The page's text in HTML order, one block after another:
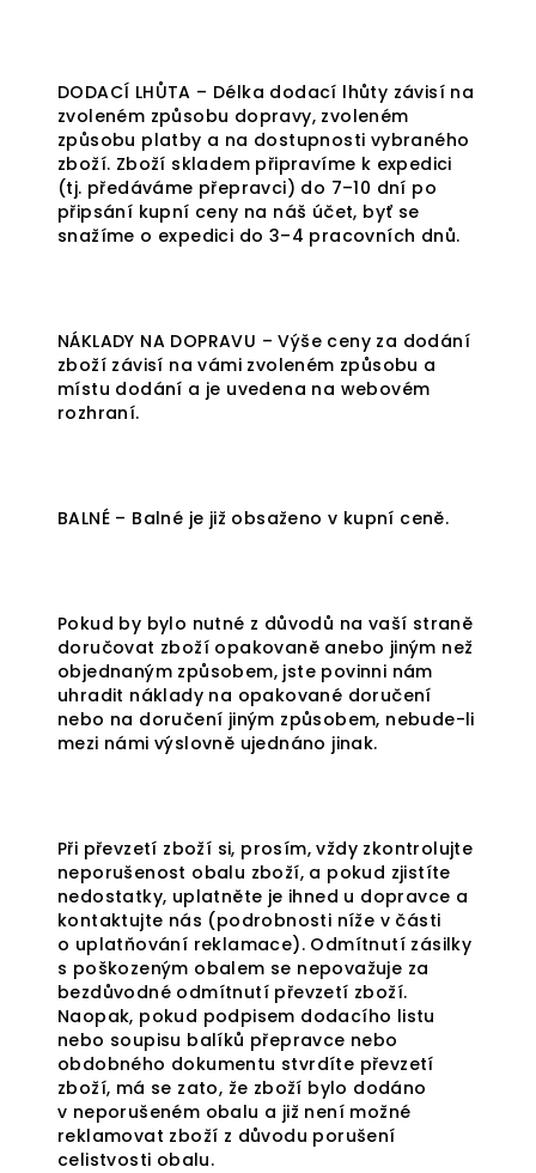
DODACÍ LHŮTA – Délka dodací lhůty závisí na
zvoleném způsobu dopravy, zvoleném
způsobu platby a na dostupnosti vybraného
zboží. Zboží skladem připravíme k expedici
(tj. předáváme přepravci) do 7–10 dní po
připsání kupní ceny na náš účet, byť se
snažíme o expedici do 3–4 pracovních dnů.
NÁKLADY NA DOPRAVU – Výše ceny za dodání
zboží závisí na vámi zvoleném způsobu a
místu dodání a je uvedena na webovém
rozhraní.
BALNÉ – Balné je již obsaženo v kupní ceně.
Pokud by bylo nutné z důvodů na vaší straně
doručovat zboží opakovaně anebo jiným než
objednaným způsobem, jste povinni nám
uhradit náklady na opakované doručení
nebo na doručení jiným způsobem, nebude-li
mezi námi výslovně ujednáno jinak.
Při převzetí zboží si, prosím, vždy zkontrolujte
neporušenost obalu zboží, a pokud zjistíte
nedostatky, uplatněte je ihned u dopravce a
kontaktujte nás (podrobnosti níže v části
o uplatňování reklamace). Odmítnutí zásilky
s poškozeným obalem se nepovažuje za
bezdůvodné odmítnutí převzetí zboží.
Naopak, pokud podpisem dodacího listu
nebo soupisu balíků přepravce nebo
obdobného dokumentu stvrdíte převzetí
zboží, má se zato, že zboží bylo dodáno
v neporušeném obalu a již není možné
reklamovat zboží z důvodu porušení
celistvosti obalu.